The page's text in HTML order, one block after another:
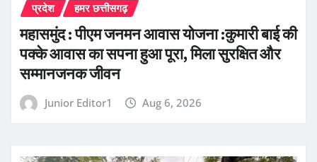
प्रदेश हमर छत्तीसगढ़
महासमुंद : पीएम जनमन आवास योजना :कुमारी बाई की
पक्के आवास का सपना हुआ पूरा, मिला सुरक्षित और
सम्मानजनक जीवन
Junior Editor1 Aug 6, 2026